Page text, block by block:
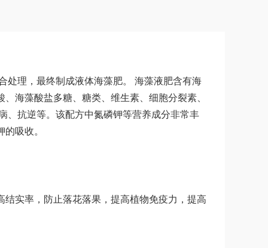
处理，最终制成液体海藻肥。 海藻液肥含有海
海藻酸盐多糖、糖类、维生素、细胞分裂素、
、抗逆等。该配方中氮磷钾等营养成分非常丰
吸收。
实率，防止落花落果，提高植物免疫力，提高